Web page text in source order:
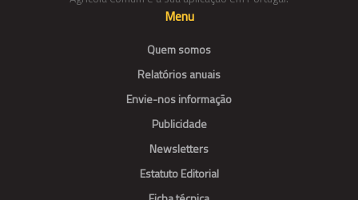
Menu
Quem somos
Relatórios anuais
Envie-nos informação
Publicidade
Newsletters
Estatuto Editorial